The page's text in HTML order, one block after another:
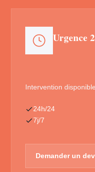
Urgence
Intervention
24h/24
7j/7
Demander un